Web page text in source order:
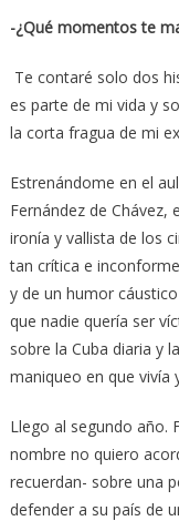
-¿Qué momentos te
Te contaré solo dos
es parte de mi vida y
la corta fragua de mi
Estrenándome en el
Fernández de Chávez,
ironía y vallista de los
tan crítica e
y de un humor
que nadie quería ser
sobre la Cuba diaria y
maniqueo en que vivía
Llego al segundo año.
nombre no quiero
recuerdan- sobre una
defender a su país de